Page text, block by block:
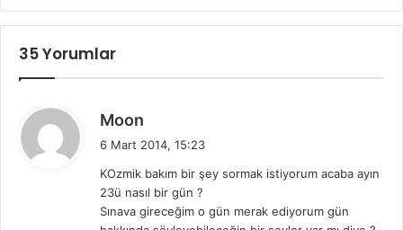
35 Yorumlar
Moon
i
k
i
6 Mart 2014, 15:23
KOzmik bakım bir şey sormak istiyorum acaba ayın
23ü nasıl bir gün ?
Sınava gireceğim o gün merak ediyorum gün